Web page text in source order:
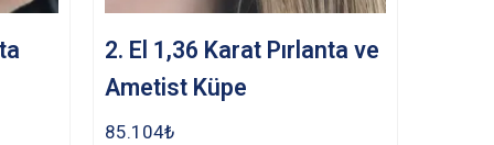
2. El 1,36 Karat Pırlanta ve
Ametist Küpe
85.104₺